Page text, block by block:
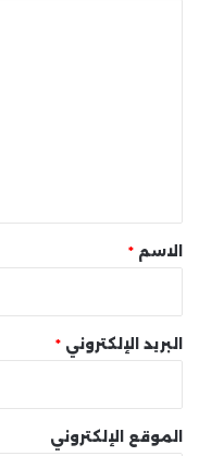
* الاسم *
البريد الإلكتروني *
الموقع الإلكتروني